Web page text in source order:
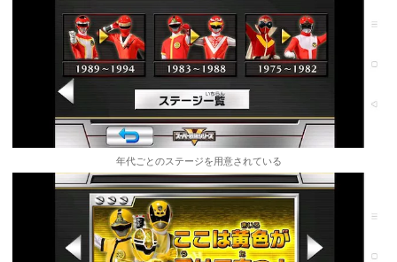
年代ごとのステージを用意されている